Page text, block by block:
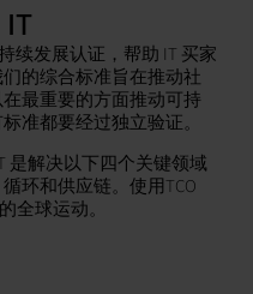
续发展认证，帮助 IT 买家
的综合标准旨在推动社
最重要的方面推动可持
准都要经过独立验证。
是解决以下四个关键领域
环和供应链。使用TCO
全球运动。